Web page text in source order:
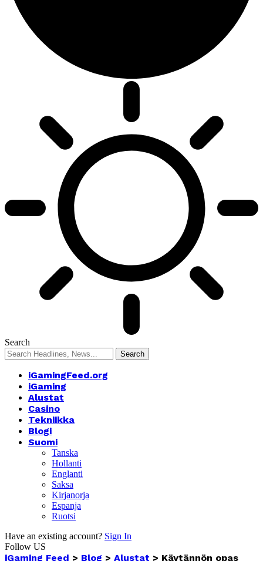
Search
iGamingFeed.org
iGaming
Alustat
Casino
Tekniikka
Blogi
Suomi
Tanska
Hollanti
Englanti
Saksa
Kirjanorja
Espanja
Ruotsi
Have an existing account? Sign In
Follow US
iGaming Feed > Blog > Alustat > Käytännön opas